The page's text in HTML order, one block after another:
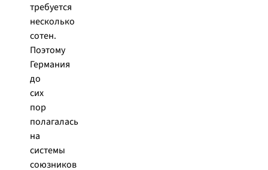
требуется
несколько
сотен.
Поэтому
Германия
до
сих
пор
полагалась
на
системы
союзников